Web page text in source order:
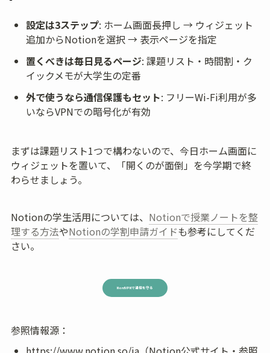
設定は3ステップ: ホーム画面長押し → ウィジェット
追加からNotionを選択 → 表示ページを指定
置くべきは毎日見るページ: 課題リスト・時間割・ク
イックメモが大学生の定番
外で使うなら通信保護もセット: フリーWi-Fi利用が多
いならVPNでの暗号化が有効
まずは課題リスト1つで構わないので、今日ホーム画面に
ウィジェットを置いて、「開くのが面倒」を今学期で終
わらせましょう。
Notionの学生活用については、 Notionで授業ノートを整
理する方法やNotionの学割申請ガイドも参考にしてくだ
さい。
NordVPNで通信を守る
参照情報源：